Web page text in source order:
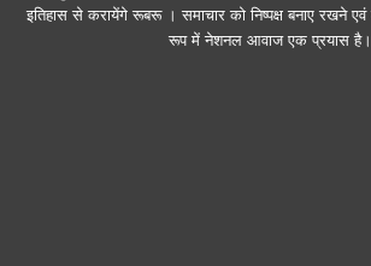
इतिहास से करायेंगे रूबरू । समाचार को निष्पक्ष बनाए रखने
रूप में नेशनल आवाज एक प्रयास है।